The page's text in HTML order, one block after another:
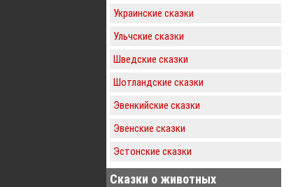
Украинские сказки
Ульчские сказки
Шведские сказки
Шотландские сказки
Эвенкийские сказки
Эвенские сказки
Эстонские сказки
Сказки о животных